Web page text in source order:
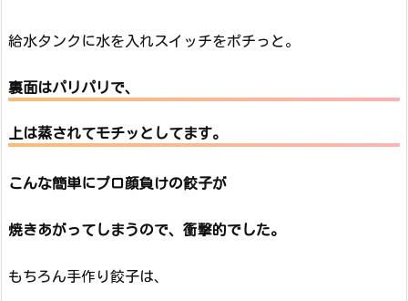
給水タンクに水を入れスイッチをポチっと。
裏面はパリパリで、
上は蒸されてモチッとしてます。
こんな簡単にプロ顔負けの餃子が
焼きあがってしまうので、衝撃的でした。
もちろん手作り餃子は、